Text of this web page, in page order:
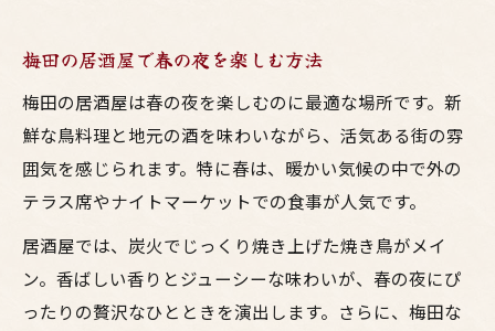
梅田の居酒屋で春の夜を楽しむ方法
梅田の居酒屋は春の夜を楽しむのに最適な場所です。新
鮮な鳥料理と地元の酒を味わいながら、活気ある街の雰
囲気を感じられます。特に春は、暖かい気候の中で外の
テラス席やナイトマーケットでの食事が人気です。
居酒屋では、炭火でじっくり焼き上げた焼き鳥がメイ
ン。香ばしい香りとジューシーな味わいが、春の夜にぴ
ったりの贅沢なひとときを演出します。さらに、梅田な